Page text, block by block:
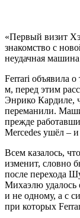
«Первый визит
знакомство с
неудачная машина
Ferrari объявила
м, перед этим
Энрико Кардиле,
переманили.
прежде
Mercedes ушёл –
Всем казалось,
изменит, словно
после перехода
Михаэлю удалось
и не одному, а с
при которых